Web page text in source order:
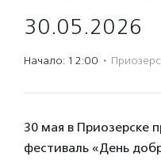
30.05.2026
Начало: 12:00 ·
30 мая в Приозерске
фестиваль «День